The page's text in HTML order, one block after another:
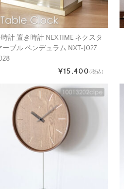
計 置き時計 NEXTIME ネクスタ
ーブル ペンデュラム NXT-J027
¥15,400(税込)